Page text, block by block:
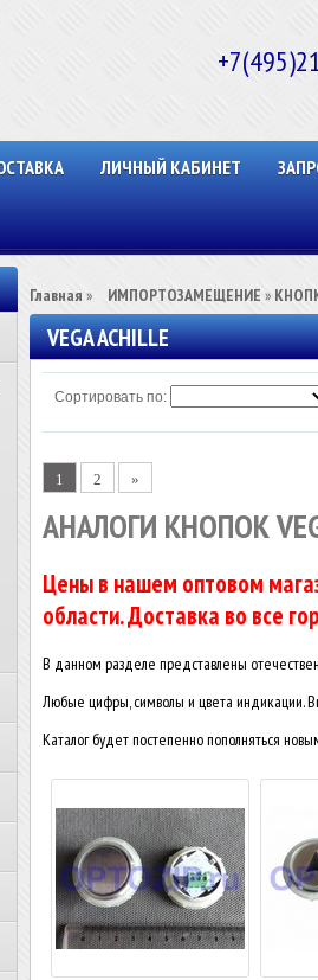
ЛИЧНЫЙ КАБИНЕТ
Главная » ⠀ИМПОРТОЗАМЕЩЕНИЕ »
VEGA ACHILLE
Сортировать по:
1 2 »
АНАЛОГИ КНОПОК
Цены в нашем оптовом
области. Доставка во все
В данном разделе представлены
Любые цифры, символы и цвета индикации.
Каталог будет постепенно пополняться